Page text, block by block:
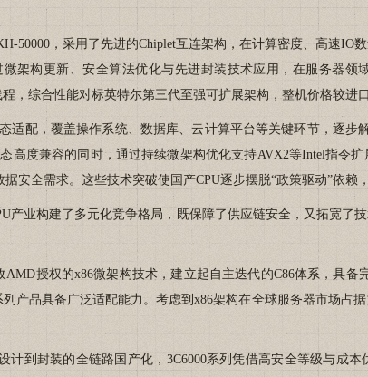
，采用了先进的Chiplet互连架构，在计算密度、高速IO
架构更新、安全算法优化与先进封装技术应用，在服务器
，综合性能对标英特尔第三代至强可扩展架构，整机价格较进
配，覆盖操作系统、数据库、云计算平台等关键环节，逐步
度兼容的同时，通过持续微架构优化支持AVX2等Intel指令
安全需求。这些技术突破使国产CPU逐步摆脱“政策驱动”依赖
业构建了多元化竞争格局，既保障了供应链安全，又拓宽了
授权的x86微架构技术，建立起自主迭代的C86体系，具备
产品具备广泛适配能力。考虑到x86架构在全球服务器市场占
封装的全链路国产化，3C6000系列凭借高安全等级与成本